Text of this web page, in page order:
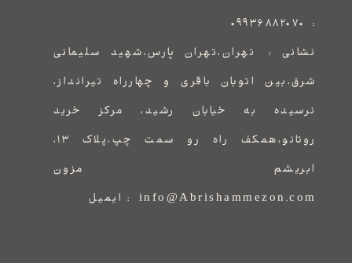
: ۰۹۹۳۶۸۸۲۰۷۰
نشانی : ​​​​​​​​​​​​​​تهران،تهران پارس،شهید سلیمانی
شرق،بین اتوبان باقری و چهارراه تیرانداز،
نرسیده به خیابان رشید، مرکز خرید
روتانو،همکف راه رو سمت چپ،پلاک ۱۳،
ابریشم مزون
info@Abrishammezon.com : ایمیل